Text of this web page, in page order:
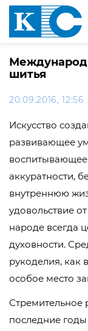
шитья
20.09.2016, 12:56
Искусство
развивающее
аккуратности,
внутреннюю
удовольствие
народе всегда
духовности.
рукоделия, как
особое место
Стремительное
последние